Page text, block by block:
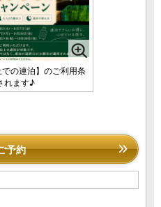
での連泊】のご利用条
れます♪
予約